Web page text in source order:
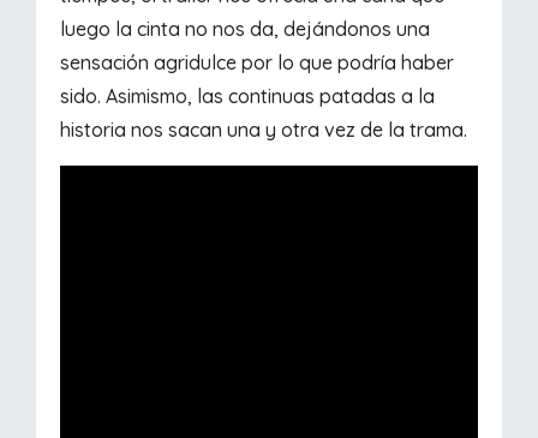
luego la cinta no nos da, dejándonos una
sensación agridulce por lo que podría haber
sido. Asimismo, las continuas patadas a la
historia nos sacan una y otra vez de la trama.